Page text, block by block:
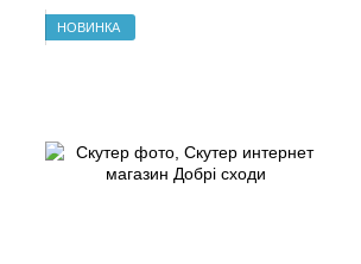
НОВИНКА